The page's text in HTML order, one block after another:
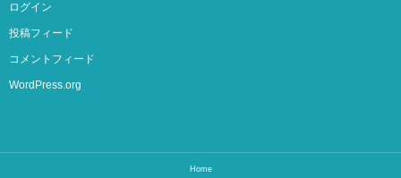
ログイン
投稿フィード
コメントフィード
WordPress.org
Home